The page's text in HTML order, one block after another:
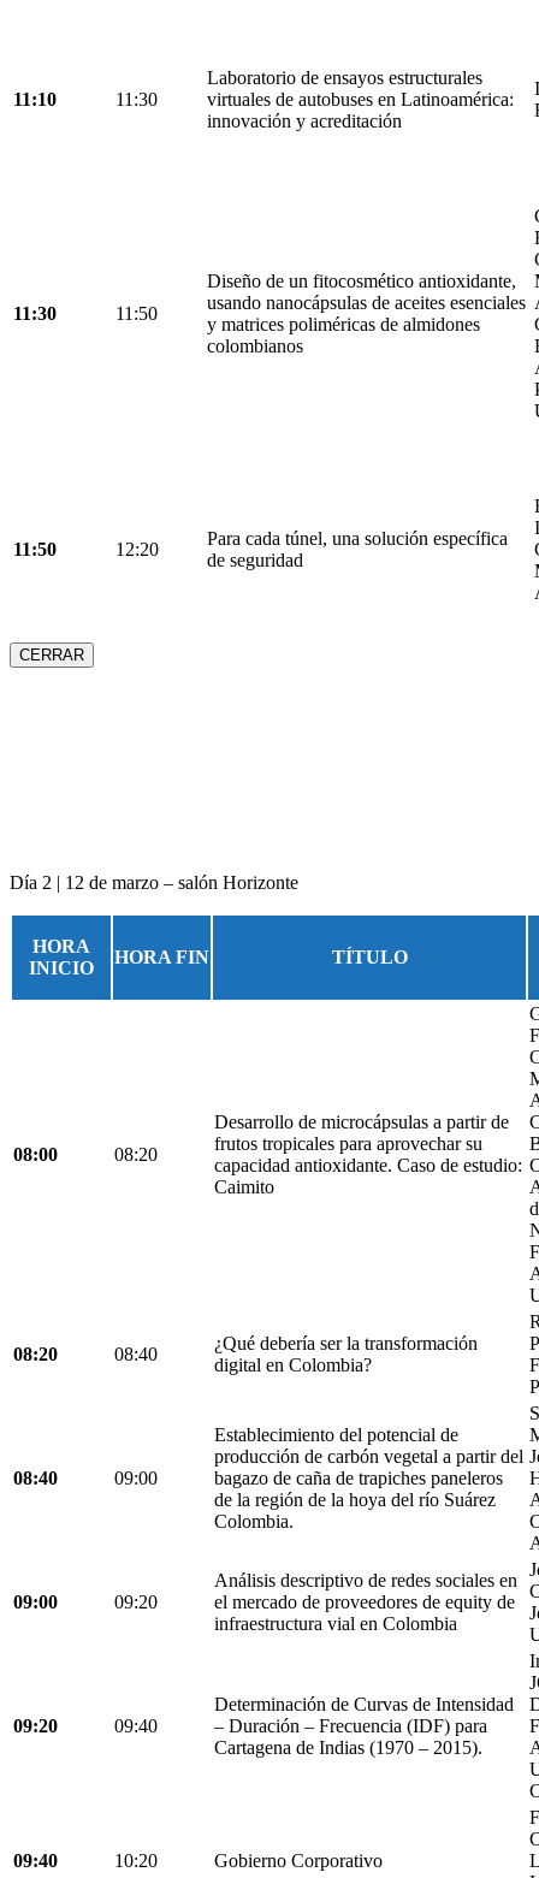
11:10 11:30
Laboratorio de ensayos estructurales
virtuales de autobuses en Latinoamérica:
innovación y acreditación
11:30 11:50
Diseño de un fitocosmético antioxidante,
usando nanocápsulas de aceites esenciales
y matrices poliméricas de almidones
colombianos
11:50 12:20
Para cada túnel, una solución específica
de seguridad
CERRAR
Día 2 | 12 de marzo – salón Horizonte
HORA
INICIO
HORA FIN TÍTULO
08:00 08:20
Desarrollo de microcápsulas a partir de
frutos tropicales para aprovechar su
capacidad antioxidante. Caso de estudio:
Caimito
08:20 08:40
¿Qué debería ser la transformación
digital en Colombia?
08:40 09:00
Establecimiento del potencial de
producción de carbón vegetal a partir del
bagazo de caña de trapiches paneleros
de la región de la hoya del río Suárez
Colombia.
09:00 09:20
Análisis descriptivo de redes sociales en
el mercado de proveedores de equity de
infraestructura vial en Colombia
09:20 09:40
Determinación de Curvas de Intensidad
– Duración – Frecuencia (IDF) para
Cartagena de Indias (1970 – 2015).
09:40 10:20 Gobierno Corporativo